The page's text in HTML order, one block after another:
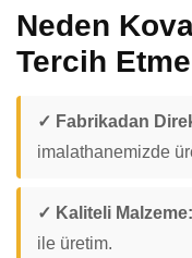
Neden
Tercih
✓ Fabrikadan
imalathanemizde
✓ Kaliteli Malzeme:
ile üretim.